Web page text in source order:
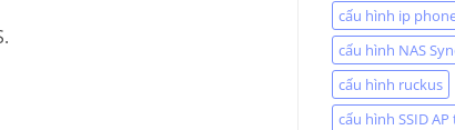
cấu hình ip
cấu hình NAS
cấu hình ruckus
cấu hình SSID